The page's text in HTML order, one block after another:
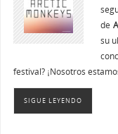
de
su
festival? ¡Nosotros
SIGUE LEYENDO